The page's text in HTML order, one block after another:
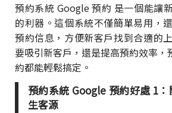
預約系統 Google 預約 是一個能讓
的利器。這個系統不僅簡單易用，
預約信息，方便新客戶找到合適的
要吸引新客戶，還是提高預約效率，
約都能輕鬆搞定。
預約系統 Google 預約好處 1
生客源